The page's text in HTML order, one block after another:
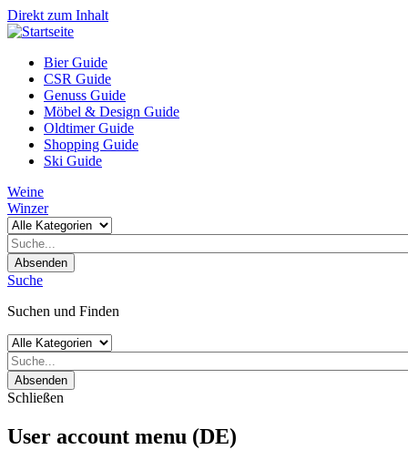
Direkt zum Inhalt
Bier Guide
CSR Guide
Genuss Guide
Möbel & Design Guide
Oldtimer Guide
Shopping Guide
Ski Guide
Weine
Winzer
Absenden
Suche
Suchen und Finden
Absenden
Schließen
User account menu (DE)